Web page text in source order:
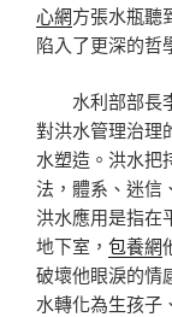
心網方張水瓶聽
陷入了更深的哲
水利部部長
對洪水管理治理
水塑造。洪水把
法，體系、迷信
洪水應用是指在
地下室， 包養網
破壞他眼淚的情
水轉化為生孩子